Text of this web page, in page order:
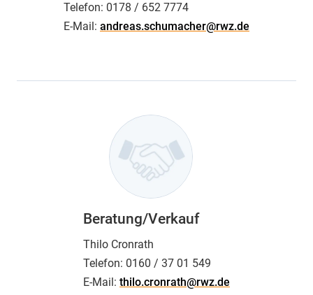
Telefon: 0178 / 652 7774
E-Mail: andreas.schumacher@rwz.de
Beratung/Verkauf
Thilo Cronrath
Telefon: 0160 / 37 01 549
E-Mail: thilo.cronrath@rwz.de